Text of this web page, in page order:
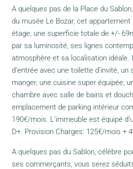
A quelques pas de la Place du
du musée Le Bozar, cet
étage, une superficie totale de +/-
par sa luminosité, ses lignes
atmosphère et sa localisation idéale.
d’entrée avec une toilette d’invité,
manger, une cuisine super équipée,
chambre avec salle de bains et
emplacement de parking intérieur
190€/mois. L’immeuble est équipé
D+. Provision Charges: 125€/mois +
A quelques pas du Sablon, célèbre
ses commerçants, vous serez